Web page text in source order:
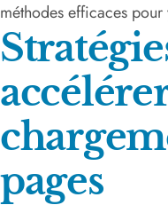
méthodes efficaces
pages